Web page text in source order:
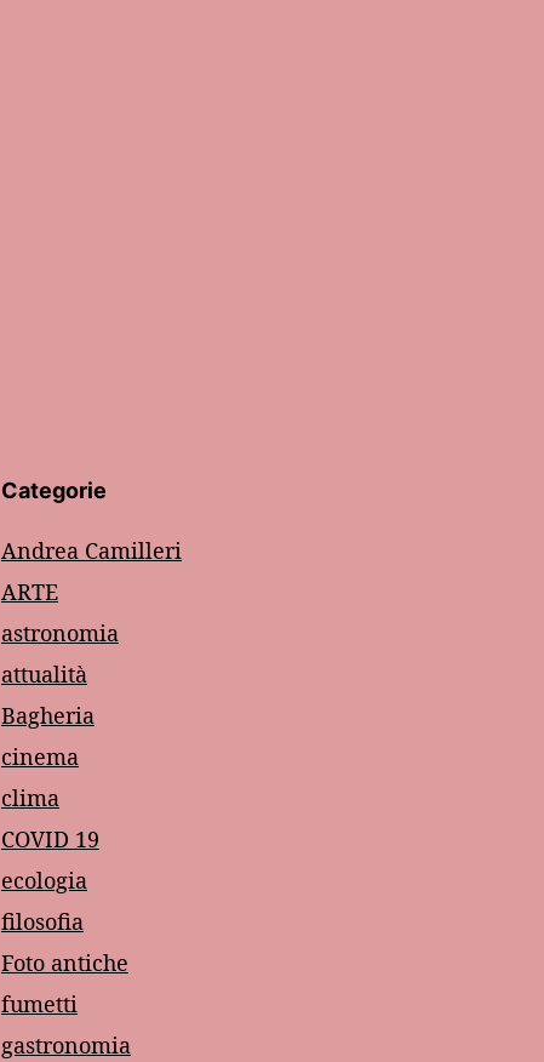
Categorie
Andrea Camilleri
ARTE
astronomia
attualità
Bagheria
cinema
clima
COVID 19
ecologia
filosofia
Foto antiche
fumetti
gastronomia